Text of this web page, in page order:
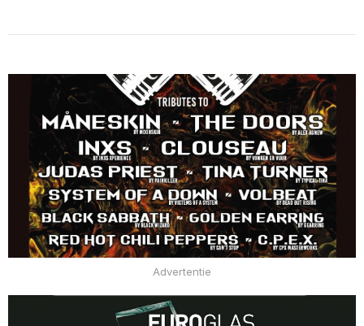
Advertentie